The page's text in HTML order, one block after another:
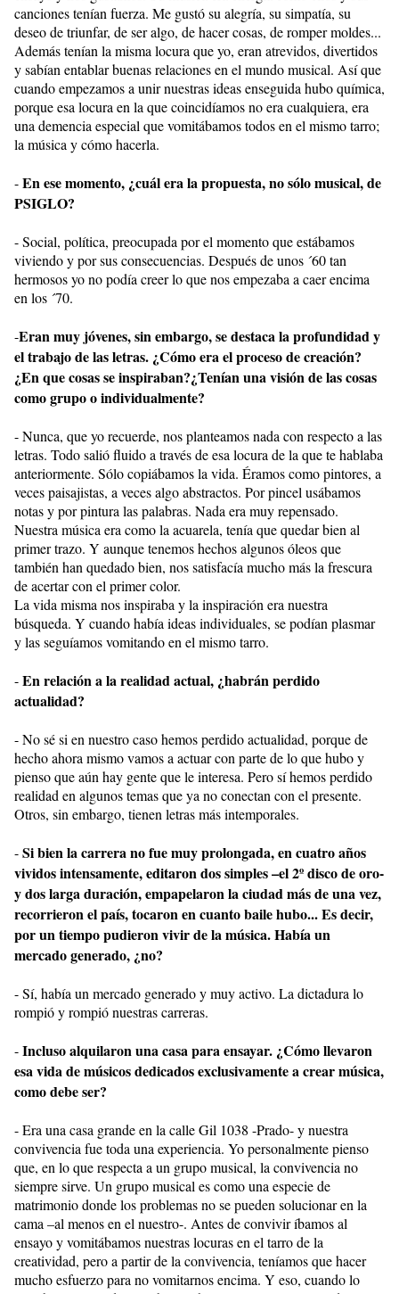
canciones tenían fuerza. Me gustó su alegría, su simpatía, su
deseo de triunfar, de ser algo, de hacer cosas, de romper moldes...
Además tenían la misma locura que yo, eran atrevidos, divertidos
y sabían entablar buenas relaciones en el mundo musical. Así que
cuando empezamos a unir nuestras ideas enseguida hubo química,
porque esa locura en la que coincidíamos no era cualquiera, era
una demencia especial que vomitábamos todos en el mismo tarro;
la música y cómo hacerla.
-En ese momento, ¿cuál era la propuesta, no sólo musical, de
PSIGLO?
- Social, política, preocupada por el momento que estábamos
viviendo y por sus consecuencias. Después de unos ´60 tan
hermosos yo no podía creer lo que nos empezaba a caer encima
en los ´70.
-Eran muy jóvenes, sin embargo, se destaca la profundidad y
el trabajo de las letras. ¿Cómo era el proceso de creación?
¿En que cosas se inspiraban?¿Tenían una visión de las cosas
como grupo o individualmente?
- Nunca, que yo recuerde, nos planteamos nada con respecto a las
letras. Todo salió fluido a través de esa locura de la que te hablaba
anteriormente. Sólo copiábamos la vida. Éramos como pintores, a
veces paisajistas, a veces algo abstractos. Por pincel usábamos
notas y por pintura las palabras. Nada era muy repensado.
Nuestra música era como la acuarela, tenía que quedar bien al
primer trazo. Y aunque tenemos hechos algunos óleos que
también han quedado bien, nos satisfacía mucho más la frescura
de acertar con el primer color.
La vida misma nos inspiraba y la inspiración era nuestra
búsqueda. Y cuando había ideas individuales, se podían plasmar
y las seguíamos vomitando en el mismo tarro.
-En relación a la realidad actual, ¿habrán perdido
actualidad?
- No sé si en nuestro caso hemos perdido actualidad, porque de
hecho ahora mismo vamos a actuar con parte de lo que hubo y
pienso que aún hay gente que le interesa. Pero sí hemos perdido
realidad en algunos temas que ya no conectan con el presente.
Otros, sin embargo, tienen letras más intemporales.
-Si bien la carrera no fue muy prolongada, en cuatro años
vividos intensamente, editaron dos simples –el 2º disco de oro-
y dos larga duración, empapelaron la ciudad más de una vez,
recorrieron el país, tocaron en cuanto baile hubo... Es decir,
por un tiempo pudieron vivir de la música. Había un
mercado generado, ¿no?
- Sí, había un mercado generado y muy activo. La dictadura lo
rompió y rompió nuestras carreras.
-Incluso alquilaron una casa para ensayar. ¿Cómo llevaron
esa vida de músicos dedicados exclusivamente a crear música,
como debe ser?
- Era una casa grande en la calle Gil 1038 -Prado- y nuestra
convivencia fue toda una experiencia. Yo personalmente pienso
que, en lo que respecta a un grupo musical, la convivencia no
siempre sirve. Un grupo musical es como una especie de
matrimonio donde los problemas no se pueden solucionar en la
cama –al menos en el nuestro-. Antes de convivir íbamos al
ensayo y vomitábamos nuestras locuras en el tarro de la
creatividad, pero a partir de la convivencia, teníamos que hacer
mucho esfuerzo para no vomitarnos encima. Y eso, cuando lo